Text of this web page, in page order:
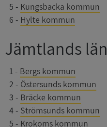
5 - Kungsbacka kommun
6 - Hylte kommun
Jämtlands län
1- Bergs kommun
2 - Östersunds kommun
3 - Bräcke kommun
4- Strömsunds kommun
5 - Krokoms kommun